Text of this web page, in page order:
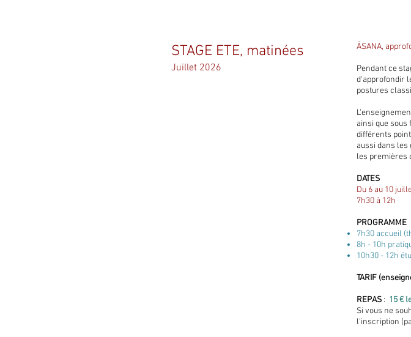
STAGE ETE, matinées
Juillet 2026
ĀSANA,
Pendant ce
d'approfondir
postures
ainsi que
différents
aussi dans les
les premières
DATES
Du 6 au 10
7h30 à 12h
PROGRAMME
7h30 accueil
8h - 10h
10h30 - 12h
TARIF
REPAS : 15 €
Si vous ne
l'inscription